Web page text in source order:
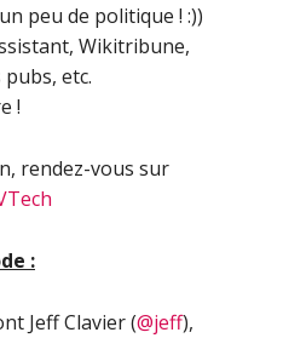
peu de politique ! :))
Wikitribune,
etc.
!
rendez-vous sur
:
Jeff Clavier (@jeff),